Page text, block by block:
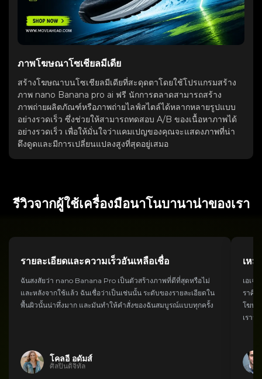
ภาพโฆษณาโซเชียลมีเดีย
สร้างโฆษณาบนโซเชียลมีเดียที่สะดุดตาโดยใช้โปรแกรมสร้าง
ภาพ nano Banana pro ai ฟรี นักการตลาดสามารถสร้าง
ภาพถ่ายผลิตภัณฑ์หรือภาพถ่ายไลฟ์สไตล์ได้หลากหลายรูปแบบ
อย่างรวดเร็ว ซึ่งช่วยให้สามารถทดสอบ A/B ของเนื้อหาภาพได้
อย่างรวดเร็ว เพื่อให้มั่นใจว่าแคมเปญของคุณจะแสดงภาพที่น่า
ดึงดูดและมีการเปลี่ยนแปลงสูงที่สุดอยู่เสมอ
รีวิวจากผู้ใช้เครื่องมือนาโนบานาน่าของเรา
รายละเอียดและความเร็วอันเหลือเชื่อ
ฉันสงสัยว่า nano Banana Pro เป็นตัวสร้างภาพที่ดีที่สุดหรือไม่
และหลังจากใช้แล้ว ฉันเชื่อว่าเป็นเช่นนั้น ระดับของรายละเอียดใน
พื้นผิวนั้นน่าทึ่งมาก และมันทำให้คำสั่งของฉันสมบูรณ์แบบทุกครั้ง
โคลอี อดัมส์
ศิลปินดิจิทัล
เห
เอเจ
ราศีเ
โฆษณ
เราป